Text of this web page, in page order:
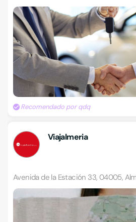
Recomendado por qdq
Viajalmeria
Avenida de la Estación 33, 04005,